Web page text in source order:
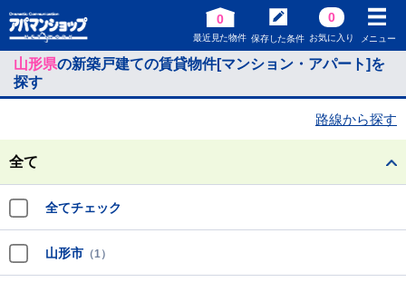
0
最近見た物件 保存した条件
0
お気に入り メニュー
山形県の新築戸建ての賃貸物件[マンション・アパート]を
探す
路線から探す
全て
全てチェック
山形市 （1）